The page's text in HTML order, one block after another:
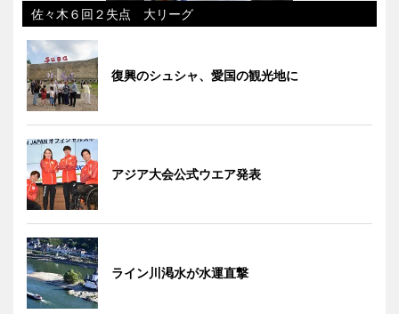
佐々木６回２失点 大リーグ
復興のシュシャ、愛国の観光地に
アジア大会公式ウエア発表
ライン川渇水が水運直撃